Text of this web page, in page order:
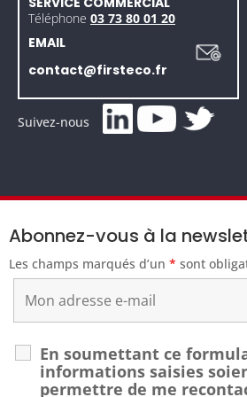
Téléphone 03 73 80 01 20
EMAIL
contact@firsteco.fr
Suivez-nous
Abonnez-vous à la
Les champs marqués d’un * sont
En soumettant ce
informations saisies
permettre de me